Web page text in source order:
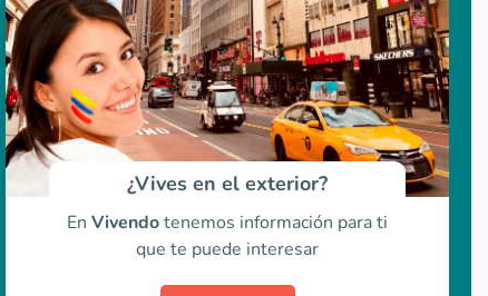
¿Vives en el exterior?
En Vivendotenemos información para ti
que te puede interesar